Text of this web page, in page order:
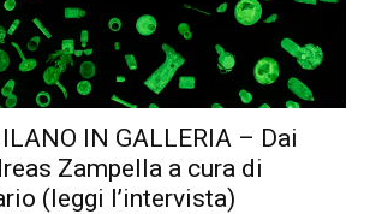
IN GALLERIA – Dai
Zampella a cura di
(leggi l’intervista)